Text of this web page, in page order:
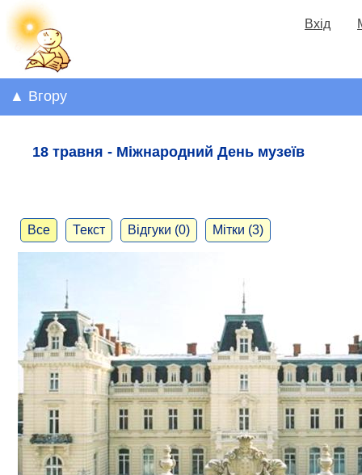
Вхід
▲ Вгору
18 травня - Міжнародний День музеїв
Все Текст Відгуки (0) Мітки (3)